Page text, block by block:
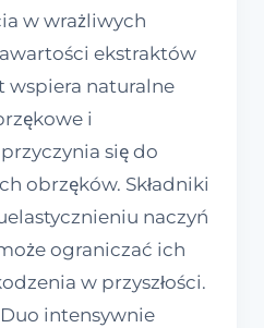
w wrażliwych
ekstraktów
wspiera naturalne
i
się do
obrzęków. Składniki
naczyń
ograniczać ich
w przyszłości.
intensywnie